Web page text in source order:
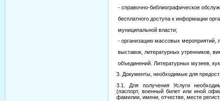
- справочно-библиографическое
бесплатного доступа к информации
муниципальной власти;
- организацию массовых мероприятий,
выставок, литературных утренников,
объединений. Литературных музеев,
3. Документы, необходимые для
3.1. Для получения Услуги
(паспорт, военный билет или иной
фамилии, имени, отчестве, месте